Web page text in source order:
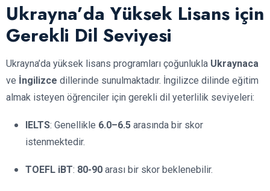
Ukrayna’da Yüksek Lisans için
Gerekli Dil Seviyesi
Ukrayna’da yüksek lisans programları çoğunlukla Ukraynaca
ve İngilizce dillerinde sunulmaktadır. İngilizce dilinde eğitim
almak isteyen öğrenciler için gerekli dil yeterlilik seviyeleri:
IELTS: Genellikle 6.0–6.5 arasında bir skor
istenmektedir.
TOEFL iBT: 80-90 arası bir skor beklenebilir.